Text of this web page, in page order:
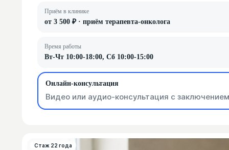
Приём в клинике
от 3 500 ₽ · приём терапевта-онколога
Время работы
Вт-Чт 10:00-18:00, Сб 10:00-15:00
Онлайн-консультация
Видео или аудио-консультация с
Стаж 22 года